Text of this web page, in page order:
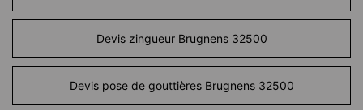
Devis zingueur Brugnens 32500
Devis pose de gouttières Brugnens 32500